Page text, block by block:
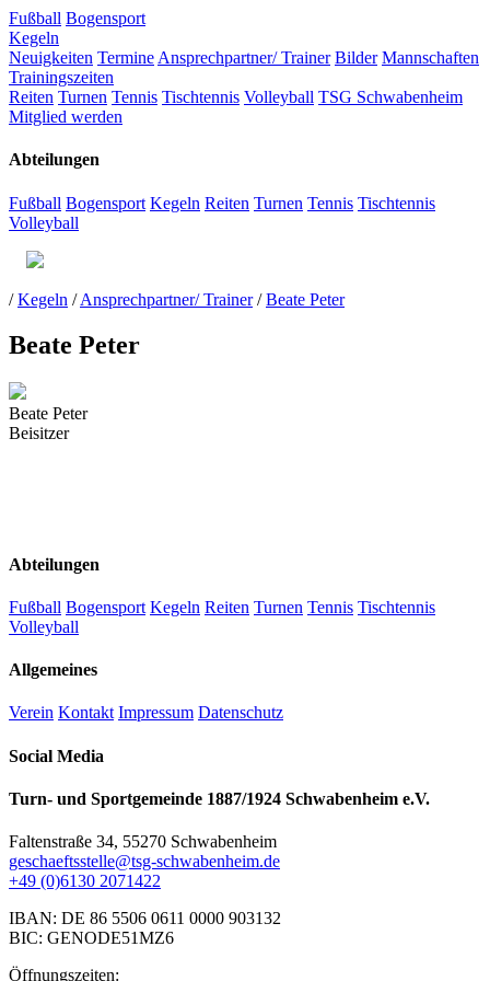
Fußball Bogensport
Kegeln
Neuigkeiten Termine Ansprechpartner/ Trainer Bilder Mannschaften
Trainingszeiten
Reiten Turnen Tennis Tischtennis Volleyball TSG Schwabenheim
Mitglied werden
Abteilungen
Fußball Bogensport Kegeln Reiten Turnen Tennis Tischtennis
Volleyball
/ Kegeln / Ansprechpartner/ Trainer / Beate Peter
Beate Peter
Beate Peter
Beisitzer
Abteilungen
Fußball Bogensport Kegeln Reiten Turnen Tennis Tischtennis
Volleyball
Allgemeines
Verein Kontakt Impressum Datenschutz
Social Media
Turn- und Sportgemeinde 1887/1924 Schwabenheim e.V.
Faltenstraße 34, 55270 Schwabenheim
geschaeftsstelle@tsg-schwabenheim.de
+49 (0)6130 2071422
IBAN: DE 86 5506 0611 0000 903132
BIC: GENODE51MZ6
Öffnungszeiten: